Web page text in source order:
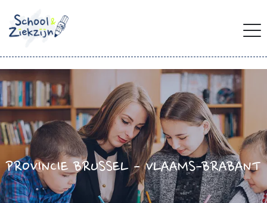
PROVINCIE BRUSSEL - VLAAMS-BRABANT